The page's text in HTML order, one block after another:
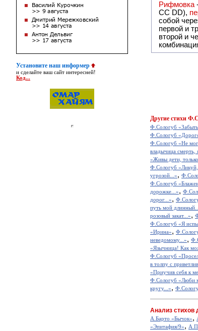
Установите наш информер
и сделайте ваш сайт интересней!
Код...
Рифмовка
СС DD),
первой и
второй и четвёртой
Другие стихи
Ф.Сологуб
Ф.Сологуб
Ф.Сологуб «Не
владычица смерть,
«Живы дети,
Ф.Сологуб «Ликуй,
угрозой...»,
Ф.Сологуб
дорожке...»,
дорог...»,
путь мой
розовый закат...»,
Ф.Сологуб «Я
«Ирина»,
неведомому...»,
«Язычница! Как
Ф.Сологуб
в толпу с
«Приучив себя к
Ф.Сологуб «Люби
кругу...»,
Анализ стихов
А.Барто «Бычок»,
«Эпитафия/9»,